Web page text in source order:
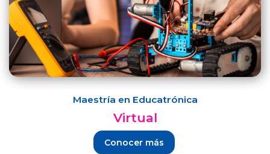
Maestría en Educatrónica
Virtual
Conocer más